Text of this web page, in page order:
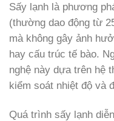
Sấy lạnh là phương
(thường dao động từ
mà không gây ảnh
hay cấu trúc tế bào.
nghệ này dựa trên hệ
kiểm soát nhiệt độ và
Quá trình sấy lạnh